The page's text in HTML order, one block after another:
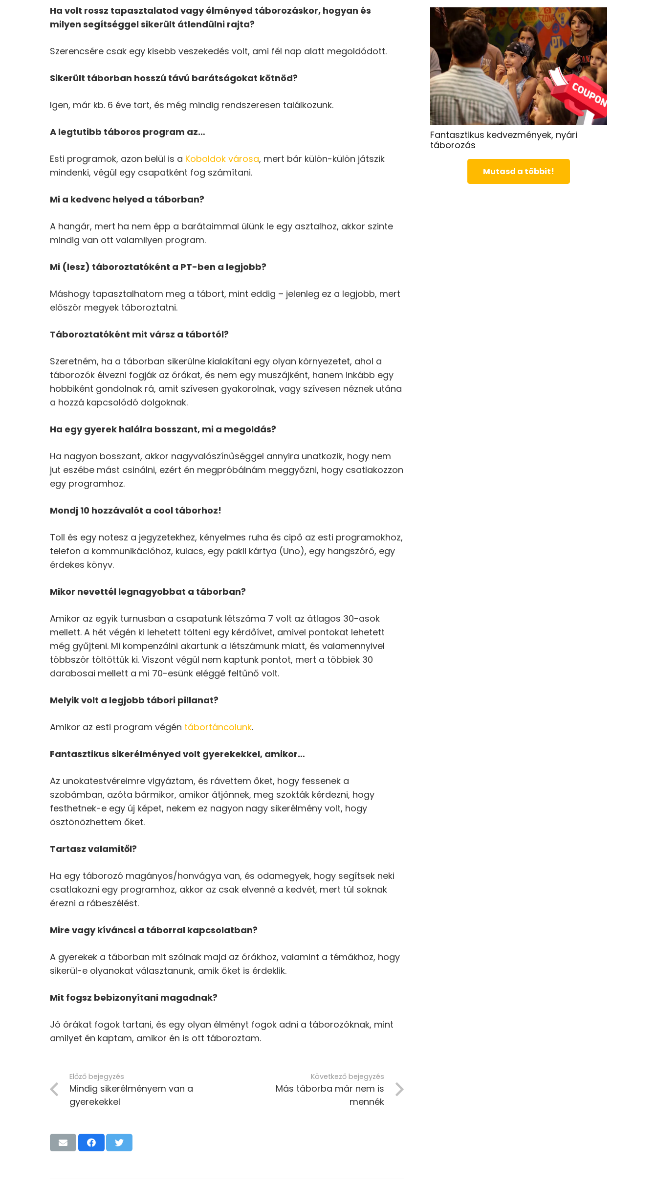
Ha volt rossz tapasztalatod vagy élményed táborozáskor, hogyan és
milyen segítséggel sikerült átlendülni rajta?
Szerencsére csak egy kisebb veszekedés volt, ami fél nap alatt megoldódott.
Sikerült táborban hosszú távú barátságokat kötnöd?
Igen, már kb. 6 éve tart, és még mindig rendszeresen találkozunk.
A legtutibb táboros program az…
Esti programok, azon belül is a Koboldok városa, mert bár külön-külön játszik
mindenki, végül egy csapatként fog számítani.
Mi a kedvenc helyed a táborban?
A hangár, mert ha nem épp a barátaimmal ülünk le egy asztalhoz, akkor szinte
mindig van ott valamilyen program.
Mi (lesz) táboroztatóként a PT-ben a legjobb?
Máshogy tapasztalhatom meg a tábort, mint eddig – jelenleg ez a legjobb, mert
először megyek táboroztatni.
Táboroztatóként mit vársz a tábortól?
Szeretném, ha a táborban sikerülne kialakítani egy olyan környezetet, ahol a
táborozók élvezni fogják az órákat, és nem egy muszájként, hanem inkább egy
hobbiként gondolnak rá, amit szívesen gyakorolnak, vagy szívesen néznek utána
a hozzá kapcsolódó dolgoknak.
Ha egy gyerek halálra bosszant, mi a megoldás?
Ha nagyon bosszant, akkor nagyvalószínűséggel annyira unatkozik, hogy nem
jut eszébe mást csinálni, ezért én megpróbálnám meggyőzni, hogy csatlakozzon
egy programhoz.
Mondj 10 hozzávalót a cool táborhoz!
Toll és egy notesz a jegyzetekhez, kényelmes ruha és cipő az esti programokhoz,
telefon a kommunikációhoz, kulacs, egy pakli kártya (Uno), egy hangszóró, egy
érdekes könyv.
Mikor nevettél legnagyobbat a táborban?
Amikor az egyik turnusban a csapatunk létszáma 7 volt az átlagos 30-asok
mellett. A hét végén ki lehetett tölteni egy kérdőívet, amivel pontokat lehetett
még gyűjteni. Mi kompenzálni akartunk a létszámunk miatt, és valamennyivel
többször töltöttük ki. Viszont végül nem kaptunk pontot, mert a többiek 30
darabosai mellett a mi 70-esünk eléggé feltűnő volt.
Melyik volt a legjobb tábori pillanat?
Amikor az esti program végén tábortáncolunk.
Fantasztikus sikerélményed volt gyerekekkel, amikor…
Az unokatestvéreimre vigyáztam, és rávettem őket, hogy fessenek a
szobámban, azóta bármikor, amikor átjönnek, meg szokták kérdezni, hogy
festhetnek-e egy új képet, nekem ez nagyon nagy sikerélmény volt, hogy
ösztönözhettem őket.
Tartasz valamitől?
Ha egy táborozó magányos/honvágya van, és odamegyek, hogy segítsek neki
csatlakozni egy programhoz, akkor az csak elvenné a kedvét, mert túl soknak
érezni a rábeszélést.
Mire vagy kíváncsi a táborral kapcsolatban?
A gyerekek a táborban mit szólnak majd az órákhoz, valamint a témákhoz, hogy
sikerül-e olyanokat választanunk, amik őket is érdeklik.
Mit fogsz bebizonyítani magadnak?
Jó órákat fogok tartani, és egy olyan élményt fogok adni a táborozóknak, mint
amilyet én kaptam, amikor én is ott táboroztam.
Előző bejegyzés
Mindig sikerélményem van a
gyerekekkel
Következő bejegyzés
Más táborba már nem is
mennék
Fantasztikus kedvezmények, nyári
táborozás
Mutasd a többit!